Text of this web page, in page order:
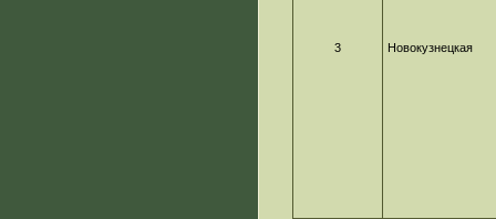
3 Новокузнецкая